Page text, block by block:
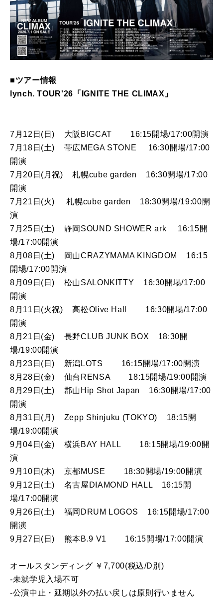
■ツアー情報
lynch. TOUR'26「IGNITE THE CLIMAX」
7月12日(日) 大阪BIGCAT 16:15開場/17:00開演
7月18日(土) 帯広MEGA STONE 16:30開場/17:00
開演
7月20日(月祝) 札幌cube garden 16:30開場/17:00
開演
7月21日(火) 札幌cube garden 18:30開場/19:00開
演
7月25日(土) 静岡SOUND SHOWER ark 16:15開
場/17:00開演
8月08日(土) 岡山CRAZYMAMA KINGDOM 16:15
開場/17:00開演
8月09日(日) 松山SALONKITTY 16:30開場/17:00
開演
8月11日(火祝) 高松Olive Hall 16:30開場/17:00
開演
8月21日(金) 長野CLUB JUNK BOX 18:30開
場/19:00開演
8月23日(日) 新潟LOTS 16:15開場/17:00開演
8月28日(金) 仙台RENSA 18:15開場/19:00開演
8月29日(土) 郡山Hip Shot Japan 16:30開場/17:00
開演
8月31日(月) Zepp Shinjuku (TOKYO) 18:15開
場/19:00開演
9月04日(金) 横浜BAY HALL 18:15開場/19:00開
演
9月10日(木) 京都MUSE 18:30開場/19:00開演
9月12日(土) 名古屋DIAMOND HALL 16:15開
場/17:00開演
9月26日(土) 福岡DRUM LOGOS 16:15開場/17:00
開演
9月27日(日) 熊本B.9 V1 16:15開場/17:00開演
オールスタンディング ￥7,700(税込/D別)
-未就学児入場不可
-公演中止・延期以外の払い戻しは原則行いません